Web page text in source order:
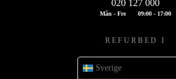
020 127 000
Mån - Fre 09:00 - 17:00
REFURBED I
Sverige